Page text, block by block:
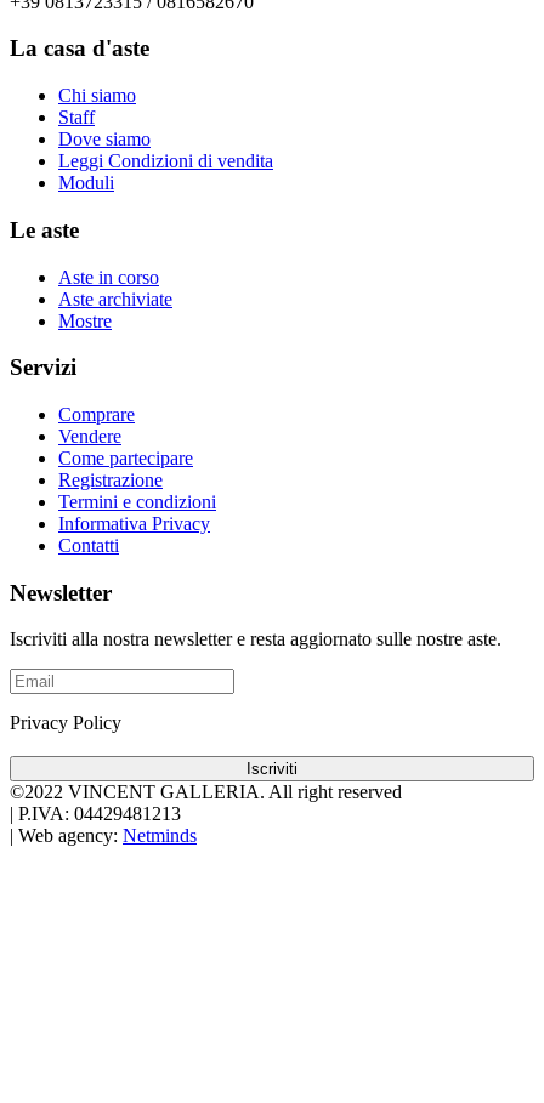
La casa d'aste
Chi siamo
Staff
Dove siamo
Leggi Condizioni di vendita
Moduli
Le aste
Aste in corso
Aste archiviate
Mostre
Servizi
Comprare
Vendere
Come partecipare
Registrazione
Termini e condizioni
Informativa Privacy
Contatti
Newsletter
Iscriviti alla nostra newsletter e resta aggiornato sulle nostre aste.
Privacy Policy
Iscriviti
©2022 VINCENT GALLERIA. All right reserved
P.IVA: 04429481213
Web agency: Netminds